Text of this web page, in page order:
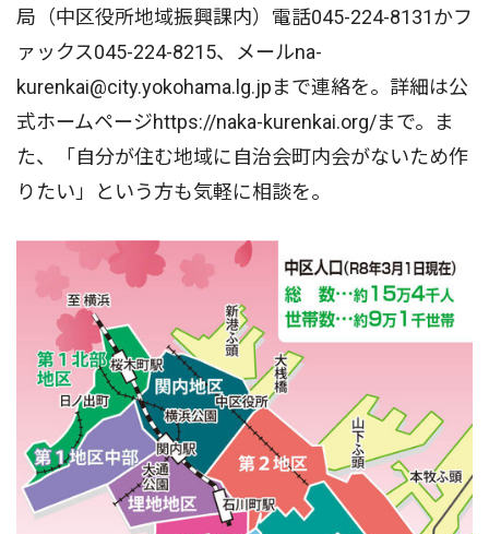
局（中区役所地域振興課内）電話045-224-8131かフ
ァックス045-224-8215、メールna-
kurenkai@city.yokohama.lg.jpまで連絡を。詳細は公
式ホームページhttps://naka-kurenkai.org/まで。ま
た、「自分が住む地域に自治会町内会がないため作
りたい」という方も気軽に相談を。